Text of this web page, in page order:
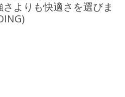
よりも快適さを選びま